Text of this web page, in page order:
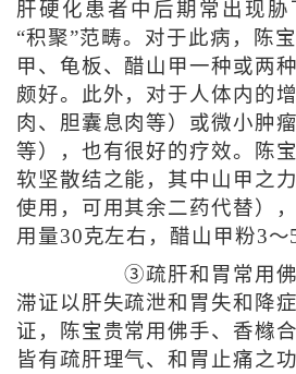
肝硬化患者中后期常出现胁
“积聚”范畴。对于此病，陈
甲、龟板、醋山甲一种或两
颇好。此外，对于人体内的
肉、胆囊息肉等）或微小肿
等），也有很好的疗效。陈
软坚散结之能，其中山甲之
使用，可用其余二药代替）
用量30克左右，醋山甲粉3～
③疏肝和胃常用佛
滞证以肝失疏泄和胃失和降
证，陈宝贵常用佛手、香橼
皆有疏肝理气、和胃止痛之